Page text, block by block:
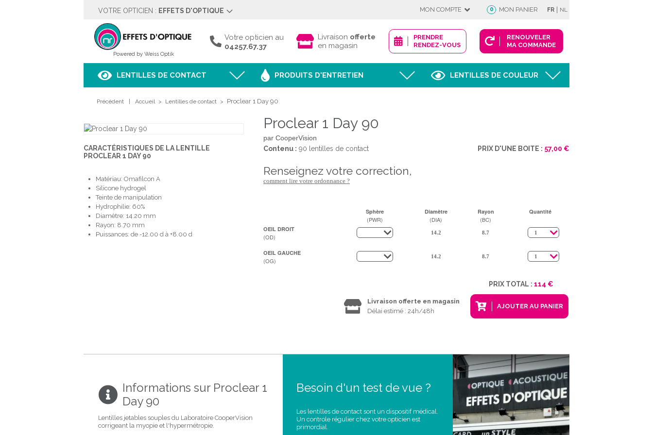
VOTRE OPTICIEN : EFFETS D'OPTIQUE
Rue des Moulins 5
04257.67.37
Voir sur le plan
HORAIRES
Lundi
Fermé
Jeudi
9h00 à 18h00
Samedi
9h00 à 18h00
Dimanche
Fermé
PRENDRE RENDEZ-VOUS
MON COMPTE
Déjà client ?
Afficher
Nouveau client ?
0 MON PANIER FR | NL
Powered by Weiss Optik
Votre opticien au
04257.67.37
Livraison offerte
en magasin
PRENDRE
RENDEZ-VOUS
RENOUVELER
MA COMMANDE
LENTILLES DE CONTACT PRODUITS D'ENTRETIEN LENTILLES DE COULEUR
Précédent Accueil > Lentilles de contact > Proclear 1 Day 90
Proclear 1 Day 90
par CooperVision
Contenu : 90 lentilles de contact PRIX D'UNE BOITE : 57,00 €
renseignez votre correction,
comment lire votre ordonnance ?
Sphère
(PWR)
Diamètre
(DIA)
Rayon
(BC)
Quantité
OEIL DROIT
(OD)
OEIL GAUCHE
(OG)
PRIX TOTAL : 114 €
AJOUTER AU PANIER
Livraison offerte en magasin
Délai estimé : 24h/48h
CARACTÉRISTIQUES DE LA LENTILLE
PROCLEAR 1 DAY 90
Matériau: Omafilcon A
Silicone hydrogel
Teinte de manipulation
Hydrophilie: 60%
Diamètre: 14.20 mm
Rayon: 8.70 mm
Puissances: de -12.00 d à +8.00 d
Informations sur Proclear 1
Day 90
Lentilles jetables souples du Laboratoire CooperVision
corrigeant la myopie et l'hypermétropie.
Besoin d'un test de vue ?
Les lentilles de contact sont un dispositif médical.
Un controle régulier chez votre opticien est
primordial.